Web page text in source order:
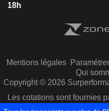
18h
Mentions légales
Qui
Copyright © 2026
Les cotations sont fournies